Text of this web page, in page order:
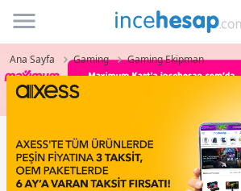
Incehesap
Ana Sayfa Gaming Gaming Ekipman